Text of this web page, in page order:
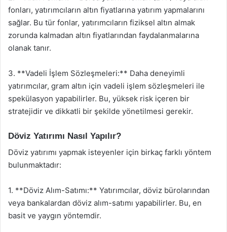
fonları, yatırımcıların altın fiyatlarına yatırım yapmalarını
sağlar. Bu tür fonlar, yatırımcıların fiziksel altın almak
zorunda kalmadan altın fiyatlarından faydalanmalarına
olanak tanır.
3. **Vadeli İşlem Sözleşmeleri:** Daha deneyimli
yatırımcılar, gram altın için vadeli işlem sözleşmeleri ile
spekülasyon yapabilirler. Bu, yüksek risk içeren bir
stratejidir ve dikkatli bir şekilde yönetilmesi gerekir.
Döviz Yatırımı Nasıl Yapılır?
Döviz yatırımı yapmak isteyenler için birkaç farklı yöntem
bulunmaktadır:
1. **Döviz Alım-Satımı:** Yatırımcılar, döviz bürolarından
veya bankalardan döviz alım-satımı yapabilirler. Bu, en
basit ve yaygın yöntemdir.